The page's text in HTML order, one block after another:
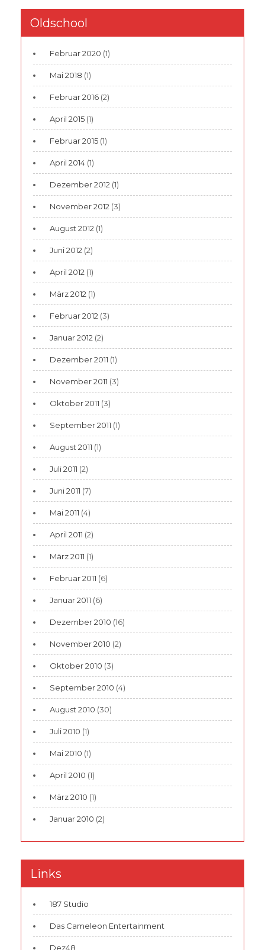
Oldschool
Februar 2020 (1)
Mai 2018 (1)
Februar 2016 (2)
April 2015 (1)
Februar 2015 (1)
April 2014 (1)
Dezember 2012 (1)
November 2012 (3)
August 2012 (1)
Juni 2012 (2)
April 2012 (1)
März 2012 (1)
Februar 2012 (3)
Januar 2012 (2)
Dezember 2011 (1)
November 2011 (3)
Oktober 2011 (3)
September 2011 (1)
August 2011 (1)
Juli 2011 (2)
Juni 2011 (7)
Mai 2011 (4)
April 2011 (2)
März 2011 (1)
Februar 2011 (6)
Januar 2011 (6)
Dezember 2010 (16)
November 2010 (2)
Oktober 2010 (3)
September 2010 (4)
August 2010 (30)
Juli 2010 (1)
Mai 2010 (1)
April 2010 (1)
März 2010 (1)
Januar 2010 (2)
Links
187 Studio
Das Cameleon Entertainment
Dez48